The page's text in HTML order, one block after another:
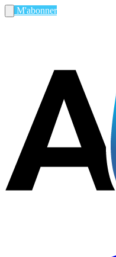
M'abonner